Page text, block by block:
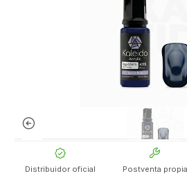
Distribuidor oficial Postventa propia